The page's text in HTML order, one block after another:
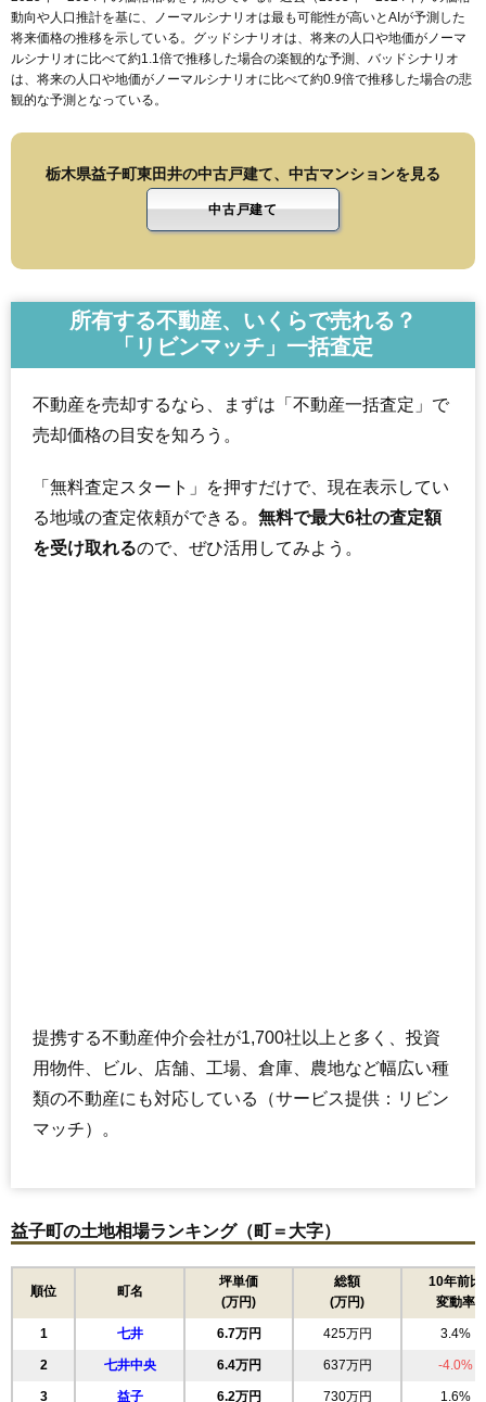
動向や人口推計を基に、ノーマルシナリオは最も可能性が高いとAIが予測した
将来価格の推移を示している。グッドシナリオは、将来の人口や地価がノーマ
ルシナリオに比べて約1.1倍で推移した場合の楽観的な予測、バッドシナリオ
は、将来の人口や地価がノーマルシナリオに比べて約0.9倍で推移した場合の悲
観的な予測となっている。
栃木県益子町東田井の中古戸建て、中古マンションを見る
中古戸建て
所有する不動産、いくらで売れる？
「リビンマッチ」一括査定
不動産を売却するなら、まずは「不動産一括査定」で
売却価格の目安を知ろう。
「無料査定スタート」を押すだけで、現在表示してい
る地域の査定依頼ができる。 無料で最大6社の査定額
を受け取れるので、ぜひ活用してみよう。
提携する不動産仲介会社が1,700社以上と多く、投資
用物件、ビル、店舗、工場、倉庫、農地など幅広い種
類の不動産にも対応している（サービス提供：リビン
マッチ）。
益子町の土地相場ランキング（町＝大字）
順位 町名
坪単価
(万円)
総額
(万円)
10年前比
変動率
1 七井 6.7万円 425万円 3.4%
2 七井中央 6.4万円 637万円 -4.0%
3 益子 6.2万円 730万円 1.6%